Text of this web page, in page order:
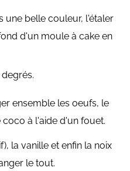
une belle couleur, l'étaler
d'un moule à cake en
ensemble les oeufs, le
à l'aide d'un fouet.
la vanille et enfin la noix
le tout.